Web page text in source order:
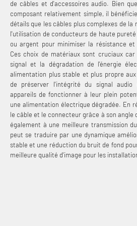
de câbles et d'accessoires audio. Bien
composant relativement simple, il
détails que les câbles plus complexes de la
l'utilisation de conducteurs de haute
ou argent pour minimiser la résistance
Ces choix de matériaux sont cruciaux
signal et la dégradation de l'énergie
alimentation plus stable et plus propre
de préserver l'intégrité du signal
appareils de fonctionner à leur plein
une alimentation électrique dégradée. En
le câble et le connecteur grâce à son
également à une meilleure transmission
peut se traduire par une dynamique
stable et une réduction du bruit de fond
meilleure qualité d'image pour les